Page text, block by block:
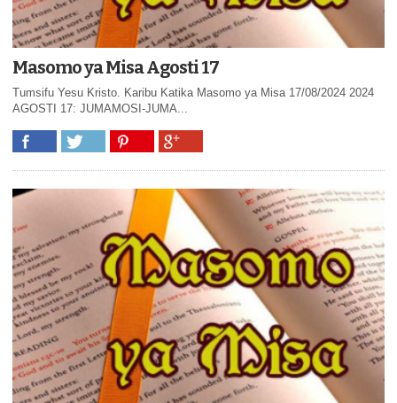
Masomo ya Misa Agosti 17
Tumsifu Yesu Kristo. Karibu Katika Masomo ya Misa 17/08/2024 2024
AGOSTI 17: JUMAMOSI-JUMA...